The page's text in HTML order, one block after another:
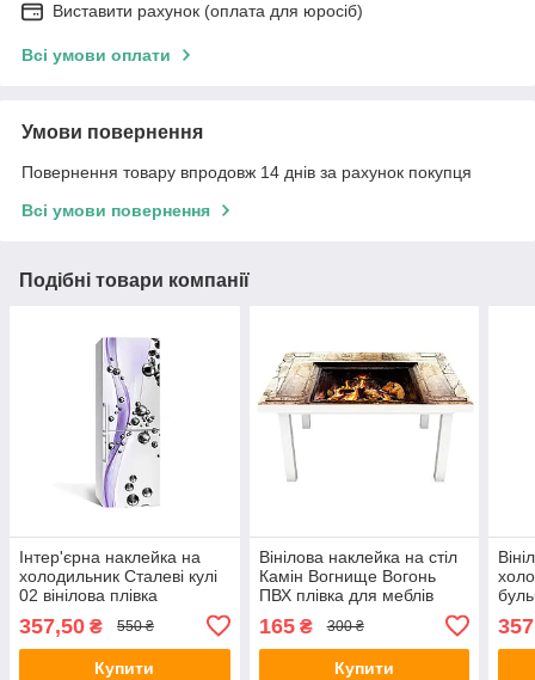
Виставити рахунок (оплата для юросіб)
Всі умови оплати
Умови повернення
Повернення товару впродовж 14 днів за рахунок покупця
Всі умови повернення
Подібні товари компанії
Інтер'єрна наклейка на
холодильник Сталеві кулі
02 вінілова плівка
Фіолетовий 650х2000 мм
357,50 ₴ 550 ₴
Купити
Вінілова наклейка на стіл
Камін Вогнище Вогонь
ПВХ плівка для меблів
квіти абстракція 600*1200
мм д
165₴ 300 ₴
Купити